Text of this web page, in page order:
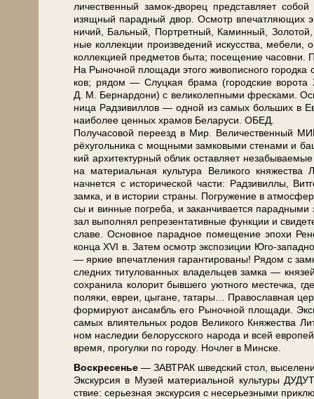
ли­чест­вен­ный замок-дворец пред­став­ля­ет
изящ­ный па­рад­ный двор. Осмотр впе­чат­ляю­щих
ни­чий, Баль­ный, Порт­рет­ный, Ка­мин­ный,
ные кол­лек­ции про­из­ве­де­ний ис­кус­ства,
кол­лек­ци­ей пред­ме­тов бы­та; посещение
На Рыночной пло­ща­ди это­го жи­во­пис­но­го
ков; ря­дом — Слуц­кая бра­ма (го­род­ские
Д. М. Бер­нар­до­ни) с ве­ли­ко­леп­ны­ми фрес­ка­ми.
ни­ца Рад­зи­вил­лов — одной из са­мых боль­ших в
наи­бо­лее цен­ных хра­мов Бе­ла­ру­си. ОБЕД.
По­лу­ча­со­вой переезд в Мир. Ве­ли­чест­вен­ный
рёхугольника с мощ­ны­ми зам­ко­вы­ми сте­на­ми и
кий ар­хи­тек­тур­ный об­лик остав­ля­ет
на ма­те­ри­аль­ная куль­ту­ра Ве­ли­ко­го княжества
начнется с ис­то­ри­че­ской ча­сти: Рад­зи­вил­лы,
зам­ка, и в ис­то­рии стра­ны. По­гру­же­ние в
сы и вин­ные по­гре­ба, и за­кан­чи­ва­ет­ся
зал вы­пол­нял ре­пре­зен­та­тив­ные функ­ции и
сла­ве. Ос­нов­ное па­рад­ное по­ме­ще­ние эпо­хи
кон­ца XVI в. За­тем осмотр экс­по­зи­ции Юго-
— яр­кие впе­чат­ле­ния га­ран­ти­ро­ва­ны! Рядом с
след­них ти­ту­ло­ван­ных вла­дель­цев зам­ка —
со­хра­ни­ла ко­ло­рит быв­ше­го уют­но­го
по­ля­ки, евреи, цы­га­не, та­та­ры… Пра­во­слав­ная
фор­ми­ру­ют ан­самбль его Рыночной пло­ща­ди.
са­мых вли­я­тель­ных ро­дов Ве­ли­ко­го Кня­же­ства
ном на­сле­дии бе­ло­рус­ско­го на­ро­да и всей
вре­мя, про­гул­ки по го­ро­ду. Ноч­лег в Мин­ске.
Вос­кре­се­нье — ЗАВ­ТРАК швед­ский стол,
Экс­кур­сия в Музей ма­те­ри­аль­ной куль­ту­ры
ствие: се­рьез­ная экскурсия с не­серь­ез­ны­ми